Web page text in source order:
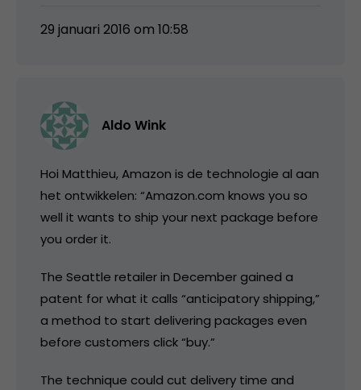
29 januari 2016 om 10:58
Aldo Wink
Hoi Matthieu, Amazon is de technologie al aan
het ontwikkelen: “Amazon.com knows you so
well it wants to ship your next package before
you order it.
The Seattle retailer in December gained a
patent for what it calls “anticipatory shipping,”
a method to start delivering packages even
before customers click “buy.”
The technique could cut delivery time and